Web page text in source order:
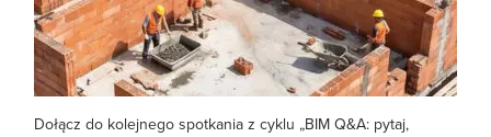
Dołącz do kolejnego spotkania z cyklu „BIM Q&A: pytaj,